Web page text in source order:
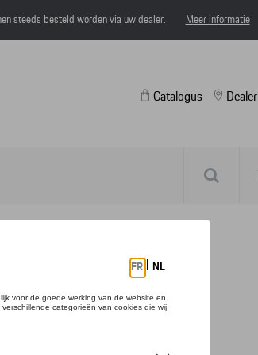
steeds besteld worden via uw dealer. Meer informatie
Catalogus Dealer